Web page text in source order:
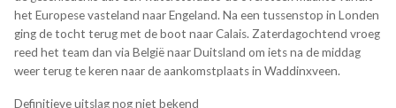
het Europese vasteland naar Engeland. Na een tussenstop in Londen
ging de tocht terug met de boot naar Calais. Zaterdagochtend vroeg
reed het team dan via België naar Duitsland om iets na de middag
weer terug te keren naar de aankomstplaats in Waddinxveen.
Definitieve uitslag nog niet bekend